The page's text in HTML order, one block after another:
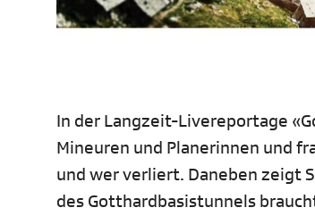
In der Langzeit-Livereportage
Mineuren und Planerinnen und
und wer verliert. Daneben zeigt
des Gotthardbasistunnels